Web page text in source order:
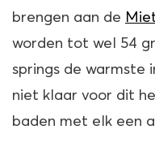
brengen aan de
worden tot wel 54
springs de warmste
niet klaar voor dit
baden met elk een